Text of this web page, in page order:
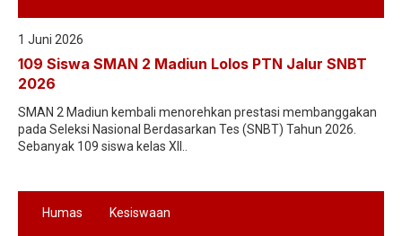
1 Juni 2026
109 Siswa SMAN 2 Madiun Lolos PTN Jalur SNBT
2026
SMAN 2 Madiun kembali menorehkan prestasi membanggakan
pada Seleksi Nasional Berdasarkan Tes (SNBT) Tahun 2026.
Sebanyak 109 siswa kelas XII..
Humas Kesiswaan